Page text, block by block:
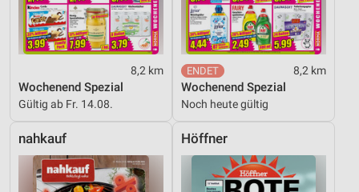
8,2 km
Wochenend Spezial
Gültig ab Fr. 14.08.
8,2 km
Wochenend Spezial
Noch heute gültig
nahkauf Höffner